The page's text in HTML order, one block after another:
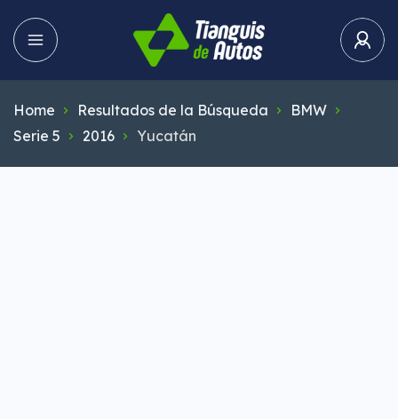
Home Resultados de la Búsqueda
BMW
Serie 5
2016 Yucatán